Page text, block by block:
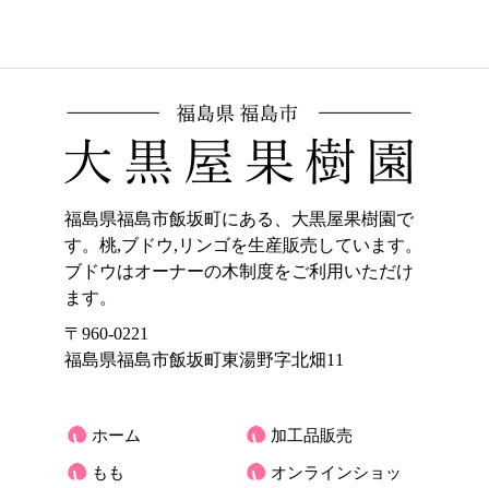
福島県福島市飯坂町にある、大黒屋果樹園で
す。桃,ブドウ,リンゴを生産販売しています。
ブドウはオーナーの木制度をご利用いただけ
ます。
〒960-0221
福島県福島市飯坂町東湯野字北畑11
ホーム
もも
加工品販売
オンラインショッ